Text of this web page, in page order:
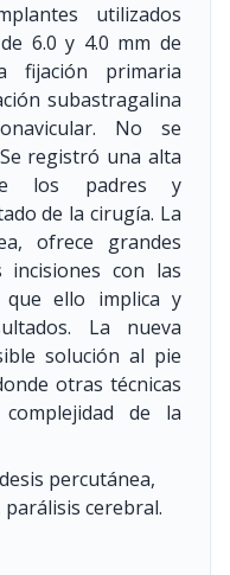
utilizados
6.0 y 4.0 mm de
fijación primaria
subastragalina
No se
registró una alta
los padres y
de la cirugía. La
ofrece grandes
incisiones con las
que ello implica y
La nueva
solución al pie
otras técnicas
de la
percutánea,
cerebral.